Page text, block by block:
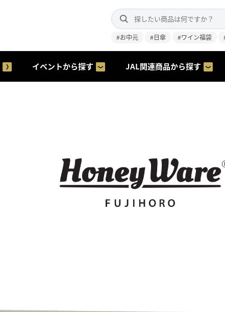
#お中元 #日傘 #ワイン福袋
イベントから探す JAL関連商品から探す